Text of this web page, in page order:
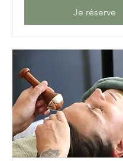
Je réserve